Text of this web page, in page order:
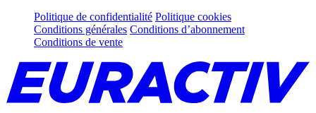
Politique de confidentialité Politique cookies
Conditions générales Conditions d’abonnement
Conditions de vente